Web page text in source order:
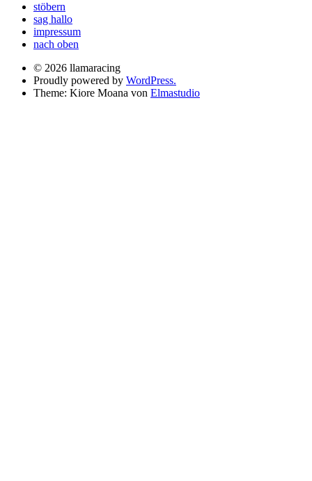
stöbern
sag hallo
impressum
nach oben
© 2026 llamaracing
Proudly powered by WordPress.
Theme: Kiore Moana von Elmastudio